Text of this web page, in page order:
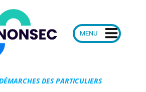
de
DES PARTICULIERS